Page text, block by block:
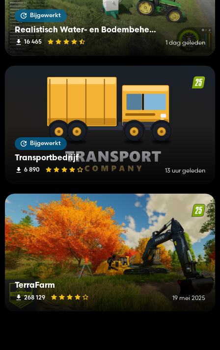
Bijgewerkt
Realistisch Water- en Bodembeheer (RWSM)
16 465 1 dag geleden
Bijgewerkt
Transportbedrijf
6 890 13 uur geleden
TerraFarm
268 129 19 mei 2025